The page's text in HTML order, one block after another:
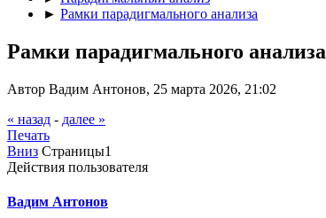
► Рамки парадигмального анализа
Рамки парадигмального анализа
Автор Вадим Антонов, 25 марта 2026, 21:02
« назад - далее »
Печать
Вниз Страницы1
Действия пользователя
Вадим Антонов